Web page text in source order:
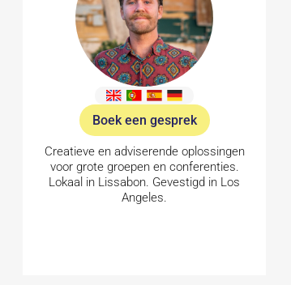
Boek een gesprek
Creatieve en adviserende oplossingen
voor grote groepen en conferenties.
Lokaal in Lissabon. Gevestigd in Los
Angeles.